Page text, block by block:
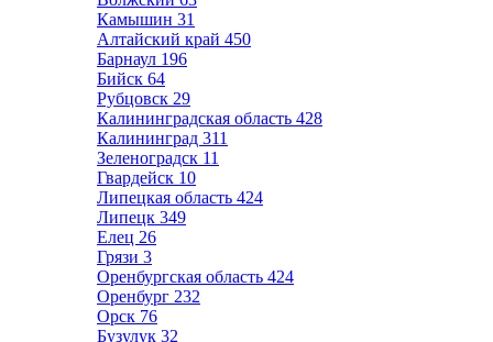
Камышин 31
Алтайский край 450
Барнаул 196
Бийск 64
Рубцовск 29
Калининградская область 428
Калининград 311
Зеленоградск 11
Гвардейск 10
Липецкая область 424
Липецк 349
Елец 26
Грязи 3
Оренбургская область 424
Оренбург 232
Орск 76
Бузулук 32